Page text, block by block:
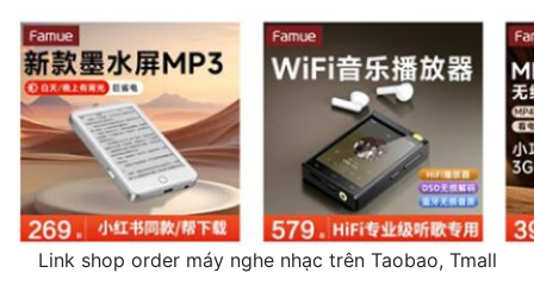
Link shop order máy nghe nhạc trên Taobao, Tmall